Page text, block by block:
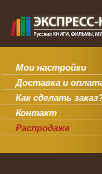
Мои настройки
Доставка и
Как сделать
Контакт
Распродажа